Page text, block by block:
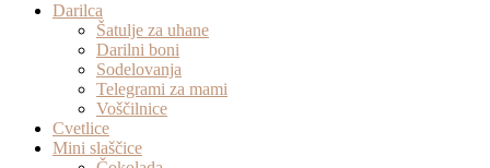
Darilca
Šatulje za uhane
Darilni boni
Sodelovanja
Telegrami za mami
Voščilnice
Cvetlice
Mini slaščice